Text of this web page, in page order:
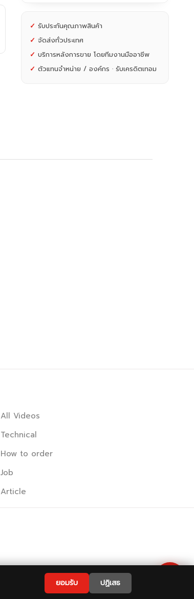
✓ รับประกันคุณภาพสินค้า
✓ จัดส่งทั่วประเทศ
✓ บริการหลังการขาย โดยทีมงานมืออาชีพ
✓ ตัวแทนจำหน่าย / องค์กร · รับเครดิตเทอม
All Videos
Technical
How to order
Job
Article
ยอมรับ ปฏิเสธ